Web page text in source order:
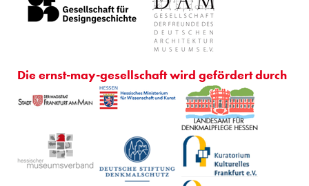
Die ernst-may-gesellschaft wird gefördert durch